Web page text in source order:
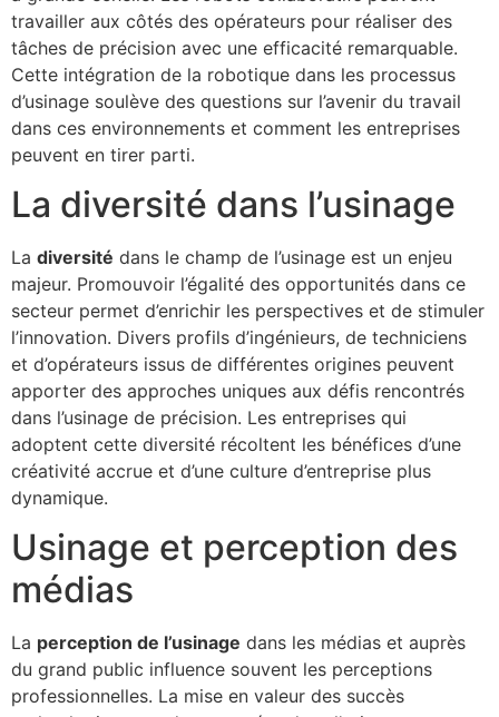
travailler aux côtés des opérateurs pour réaliser des
tâches de précision avec une efficacité remarquable.
Cette intégration de la robotique dans les processus
d’usinage soulève des questions sur l’avenir du travail
dans ces environnements et comment les entreprises
peuvent en tirer parti.
La diversité dans l’usinage
La diversité dans le champ de l’usinage est un enjeu
majeur. Promouvoir l’égalité des opportunités dans ce
secteur permet d’enrichir les perspectives et de stimuler
l’innovation. Divers profils d’ingénieurs, de techniciens
et d’opérateurs issus de différentes origines peuvent
apporter des approches uniques aux défis rencontrés
dans l’usinage de précision. Les entreprises qui
adoptent cette diversité récoltent les bénéfices d’une
créativité accrue et d’une culture d’entreprise plus
dynamique.
Usinage et perception des
médias
La perception de l’usinage dans les médias et auprès
du grand public influence souvent les perceptions
professionnelles. La mise en valeur des succès